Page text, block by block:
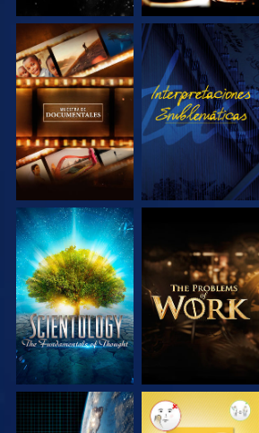
EXPLORA LAS
SERIES
VE
EXPLORA LAS
SERIES
EXPLORA LAS
SERIES